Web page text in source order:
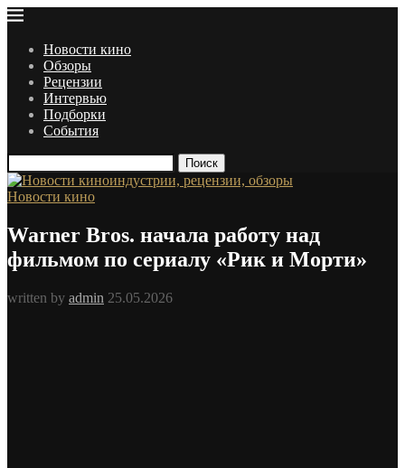
Новости кино
Обзоры
Рецензии
Интервью
Подборки
События
Поиск
Новости кино
Warner Bros. начала работу над
фильмом по сериалу «Рик и Морти»
written by admin 25.05.2026